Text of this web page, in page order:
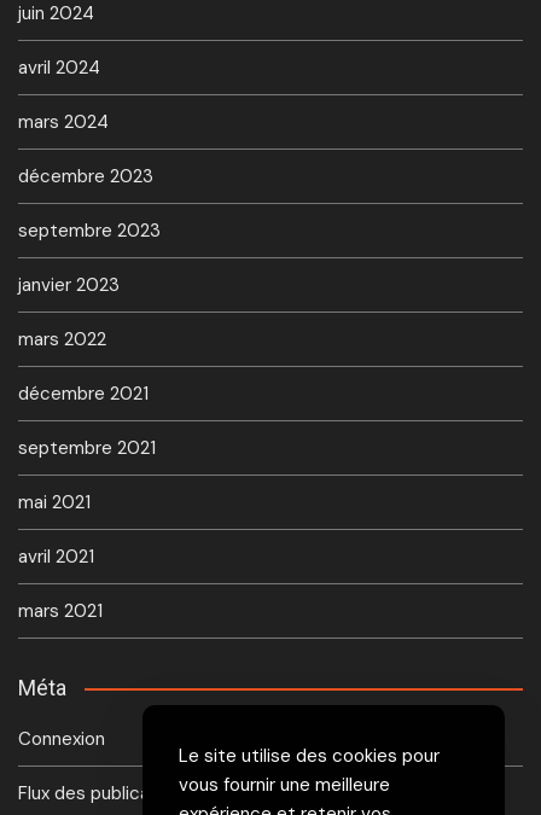
juin 2024
avril 2024
mars 2024
décembre 2023
septembre 2023
janvier 2023
mars 2022
décembre 2021
septembre 2021
mai 2021
avril 2021
mars 2021
Méta
Connexion
Flux des publications
Le site utilise des cookies pour
vous fournir une meilleure